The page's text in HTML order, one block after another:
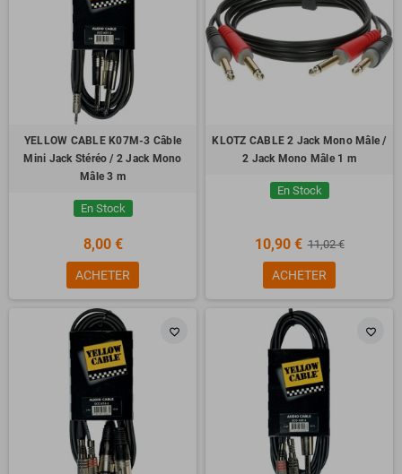
YELLOW CABLE K07M-3 Câble
Mini Jack Stéréo / 2 Jack Mono
Mâle 3 m
En Stock
8,00 €
ACHETER
KLOTZ CABLE 2 Jack Mono Mâle /
2 Jack Mono Mâle 1 m
En Stock
10,90 € 11,02 €
ACHETER
favorite_border favorite_border